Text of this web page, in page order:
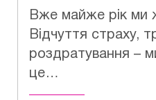
Вже майже рік ми
Відчуття страху,
роздратування –
це…